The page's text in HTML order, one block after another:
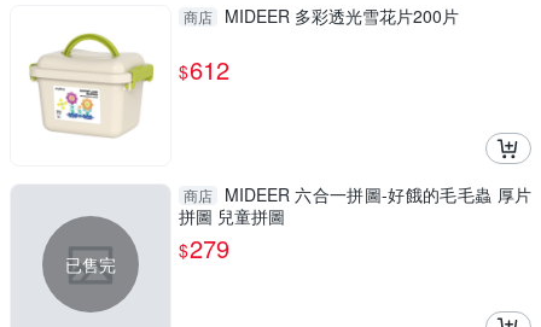
商店 MIDEER 多彩透光雪花片200片
$612
已售完
商店
MIDEER 六合一拼圖-好餓的毛毛蟲 厚片
拼圖 兒童拼圖
$279